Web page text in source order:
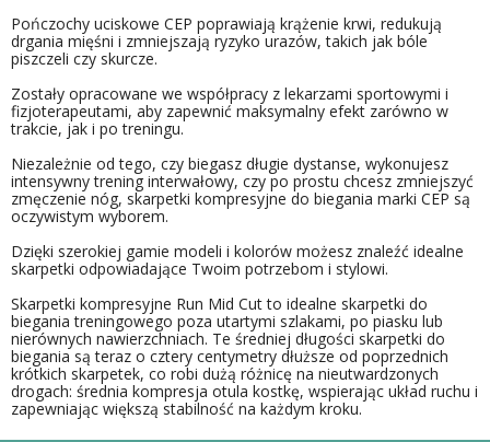
Pończochy uciskowe CEP poprawiają krążenie krwi, redukują
drgania mięśni i zmniejszają ryzyko urazów, takich jak bóle
piszczeli czy skurcze.
Zostały opracowane we współpracy z lekarzami sportowymi i
fizjoterapeutami, aby zapewnić maksymalny efekt zarówno w
trakcie, jak i po treningu.
Niezależnie od tego, czy biegasz długie dystanse, wykonujesz
intensywny trening interwałowy, czy po prostu chcesz zmniejszyć
zmęczenie nóg, skarpetki kompresyjne do biegania marki CEP są
oczywistym wyborem.
Dzięki szerokiej gamie modeli i kolorów możesz znaleźć idealne
skarpetki odpowiadające Twoim potrzebom i stylowi.
Skarpetki kompresyjne Run Mid Cut to idealne skarpetki do
biegania treningowego poza utartymi szlakami, po piasku lub
nierównych nawierzchniach. Te średniej długości skarpetki do
biegania są teraz o cztery centymetry dłuższe od poprzednich
krótkich skarpetek, co robi dużą różnicę na nieutwardzonych
drogach: średnia kompresja otula kostkę, wspierając układ ruchu i
zapewniając większą stabilność na każdym kroku.